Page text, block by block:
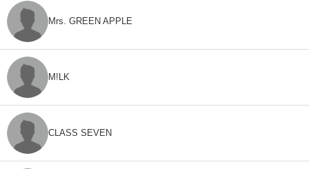
Mrs. GREEN APPLE
M!LK
CLASS SEVEN